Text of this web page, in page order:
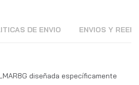
DE ENVIO ENVIOS Y
diseñada específicamente